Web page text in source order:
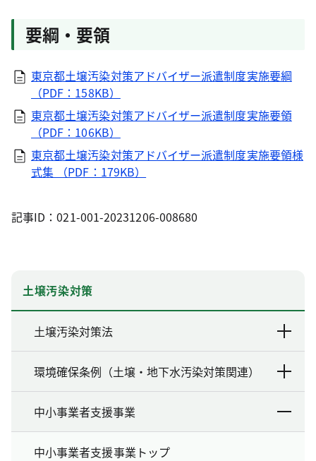
要綱・要領
東京都土壌汚染対策アドバイザー派遣制度実施要綱
（PDF：158KB）
東京都土壌汚染対策アドバイザー派遣制度実施要領
（PDF：106KB）
東京都土壌汚染対策アドバイザー派遣制度実施要領様
式集 （PDF：179KB）
記事ID：021-001-20231206-008680
土壌汚染対策
土壌汚染対策法
環境確保条例（土壌・地下水汚染対策関連）
中小事業者支援事業
中小事業者支援事業トップ